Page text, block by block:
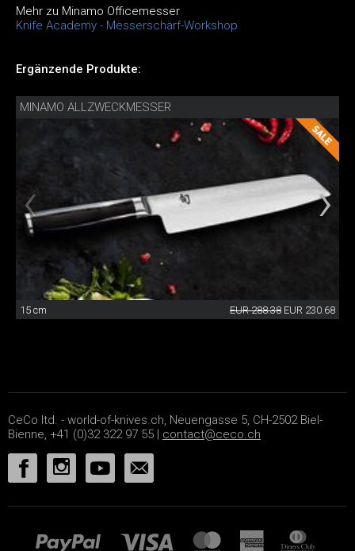
Mehr zu Minamo Officemesser
Knife Academy - Messerschärf-Workshop
Ergänzende Produkte:
MINAMO ALLZWECKMESSER
15 cm EUR 288.38 EUR 230.68
CeCo ltd. - world-of-knives.ch, Neuengasse 5, CH-2502 Biel-
Bienne, +41 (0)32 322 97 55 | contact@ceco.ch